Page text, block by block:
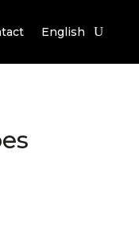
English